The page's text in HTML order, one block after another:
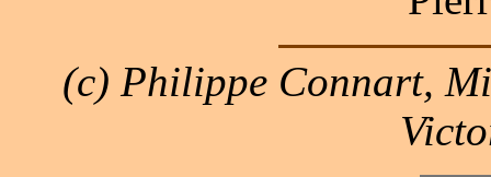
(c) Philippe Connart,